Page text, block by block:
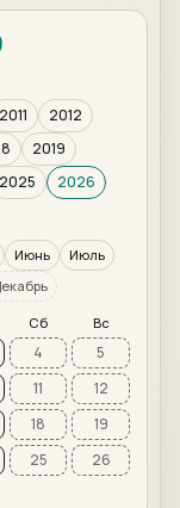
2011
2012
2019
2025
2026
Июнь
Июль
Сб Вс
4
5
11
12
18
19
25
26